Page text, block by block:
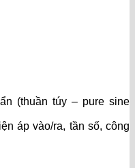
(thuần túy – pure sine
áp vào/ra, tần số, công